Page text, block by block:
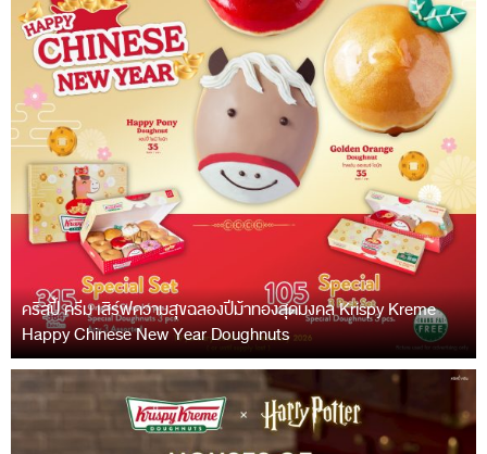
คริสปี้ ครีม เสิร์ฟความสุขฉลองปีม้าทองสุดมงคล Krispy Kreme
Happy Chinese New Year Doughnuts